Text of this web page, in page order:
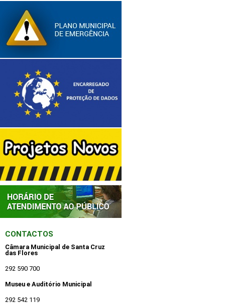
CONTACTOS
Câmara Municipal de Santa Cruz
das Flores
292 590 700
Museu e Auditório Municipal
292 542 119